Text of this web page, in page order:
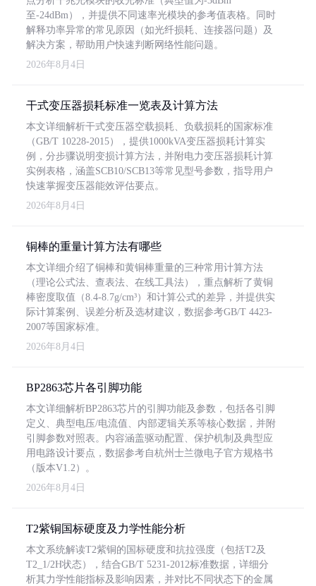
至-24dBm），并提供不同速率光模块的参考值表格。同时
解释功率异常的常见原因（如光纤损耗、连接器问题）及
解决方案，帮助用户快速判断网络性能问题。
2026年8月4日
干式变压器损耗标准一览表及计算方法
本文详细解析干式变压器空载损耗、负载损耗的国家标准
（GB/T 10228-2015），提供1000kVA变压器损耗计算实
例，分步骤说明变损计算方法，并附电力变压器损耗计算
实例表格，涵盖SCB10/SCB13等常见型号参数，指导用户
快速掌握变压器能效评估要点。
2026年8月4日
铜棒的重量计算方法有哪些
本文详细介绍了铜棒和黄铜棒重量的三种常用计算方法
（理论公式法、查表法、在线工具法），重点解析了黄铜
棒密度取值（8.4-8.7g/cm³）和计算公式的差异，并提供实
际计算案例、误差分析及选材建议，数据参考GB/T 4423-
2007等国家标准。
2026年8月4日
BP2863芯片各引脚功能
本文详细解析BP2863芯片的引脚功能及参数，包括各引脚
定义、典型电压/电流值、内部逻辑关系等核心数据，并附
引脚参数对照表。内容涵盖驱动配置、保护机制及典型应
用电路设计要点，数据参考自杭州士兰微电子官方规格书
（版本V1.2）。
2026年8月4日
T2紫铜国标硬度及力学性能分析
本文系统解读T2紫铜的国标硬度和抗拉强度（包括T2及
T2_1/2H状态），结合GB/T 5231-2012标准数据，详细分
析其力学性能指标及影响因素，并对比不同状态下的金属